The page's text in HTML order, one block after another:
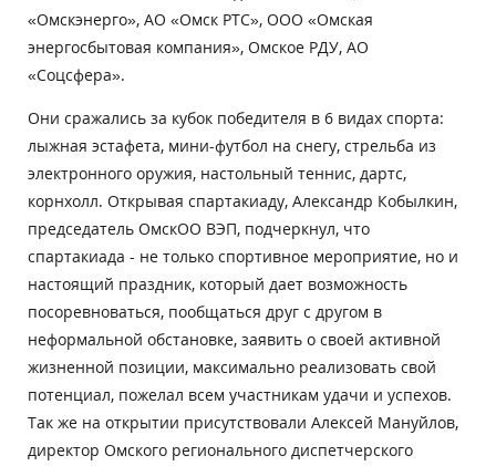
«Омскэнерго», АО «Омск РТС», ООО «Омская
энергосбытовая компания», Омское РДУ, АО
«Соцсфера».
Они сражались за кубок победителя в 6 видах спорта:
лыжная эстафета, мини-футбол на снегу, стрельба из
электронного оружия, настольный теннис, дартс,
корнхолл. Открывая спартакиаду, Александр Кобылкин,
председатель ОмскОО ВЭП, подчеркнул, что
спартакиада - не только спортивное мероприятие, но и
настоящий праздник, который дает возможность
посоревноваться, пообщаться друг с другом в
неформальной обстановке, заявить о своей активной
жизненной позиции, максимально реализовать свой
потенциал, пожелал всем участникам удачи и успехов.
Так же на открытии присутствовали Алексей Мануйлов,
директор Омского регионального диспетчерского